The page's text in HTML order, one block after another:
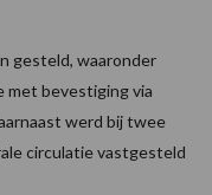
gesteld, waaronder
met bevestiging via
werd bij twee
circulatie vastgesteld